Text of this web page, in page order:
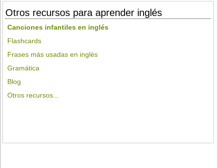
Otros recursos para aprender inglés
Canciones infantiles en inglés
Flashcards
Frases más usadas en inglés
Gramática
Blog
Otros recursos...